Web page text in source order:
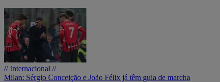
// Internacional //
Milan: Sérgio Conceição e João Félix já têm guia de marcha